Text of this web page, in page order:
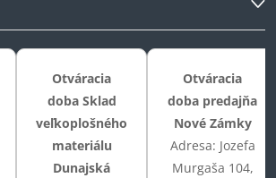
Otváracia
doba Sklad
veľkoplošného
materiálu
Dunajská
Otváracia
doba predajňa
Nové Zámky
Adresa: Jozefa
Murgaša 104,